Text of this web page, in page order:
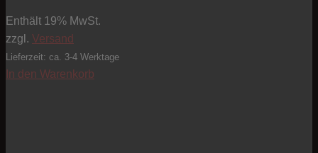
Enthält 19% MwSt.
zzgl. Versand
Lieferzeit: ca. 3-4 Werktage
In den Warenkorb